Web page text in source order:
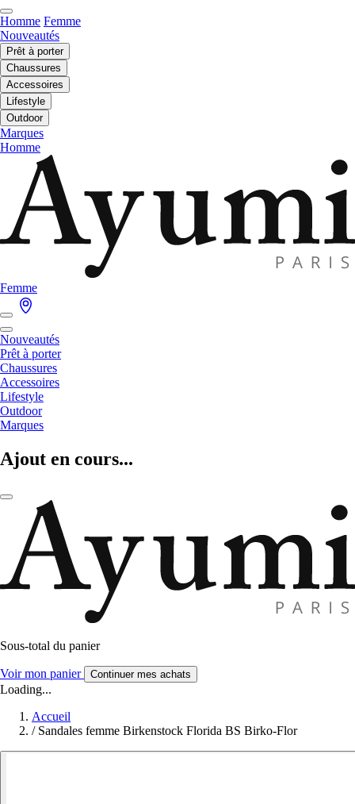
Homme Femme
Nouveautés
Prêt à porter
Chaussures
Accessoires
Lifestyle
Outdoor
Marques
Homme
Femme
Nouveautés
Prêt à porter
Chaussures
Accessoires
Lifestyle
Outdoor
Marques
Ajout en cours...
Sous-total du panier
Voir mon panier Continuer mes achats
Loading...
Accueil
/ Sandales femme Birkenstock Florida BS Birko-Flor